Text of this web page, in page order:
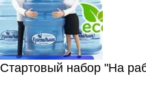
Стартовый набор "На